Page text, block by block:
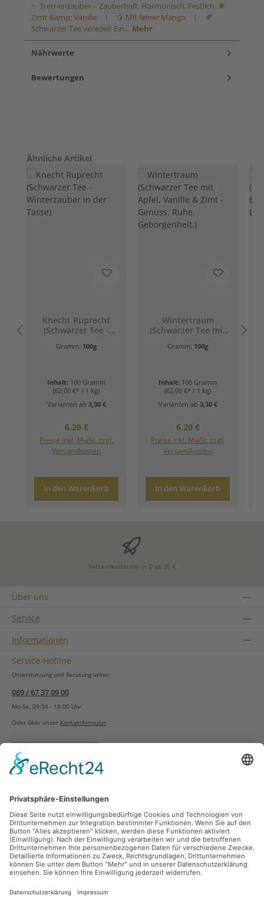
✨ Sternenzauber – Zauberhaft. Harmonisch. Festlich. 🌟
Zimt &amp; Vanille | 🥭 Mit feiner Mango | 🍂
Schwarzer Tee veredelt Ein… Mehr
Nährwerte
Bewertungen
Produktgalerie überspringen
Ähnliche Artikel
Knecht Ruprecht
(Schwarzer Tee -
Tasse)
Gramm: 100g
Inhalt: 100 Gramm
(62,00 €* / 1 kg)
Varianten ab 3,30 €
Regulärer Preis:
6,20 €
Preise inkl. MwSt. zzgl.
Versandkosten
In den Warenkorb
Wintertraum
(Schwarzer Tee mit
- Genuss. Ruhe.
Gramm: 100g
Inhalt: 100 Gramm
(62,00 €* / 1 kg)
Varianten ab 3,30 €
Regulärer Preis:
6,20 €
Preise inkl. MwSt. zzgl.
Versandkosten
In den Warenkorb
Versandkostenfrei in D ab 35 €
Über uns
Service
Informationen
Service-Hotline
Unterstützung und Beratung unter:
089 / 67 37 09 00
Mo-Sa, 09:30 - 18:00 Uhr
Oder über unser Kontaktformular.
Vertrag widerrufen
Zahlungsarten
Sicher Einkaufen
Ladengeschäft
Newsletter